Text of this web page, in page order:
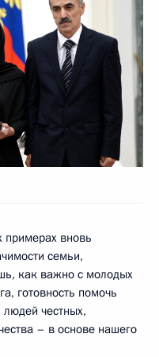
примерах вновь
семьи,
как важно с молодых
готовность помочь
честных,
– в основе нашего